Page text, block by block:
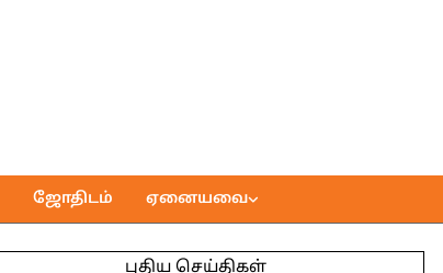
ஜோதிடம் ஏனையவை
புதிய செய்திகள்